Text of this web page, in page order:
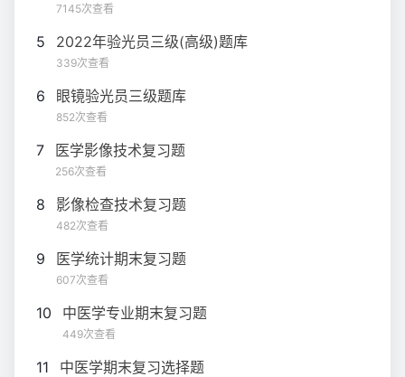
7145次查看
5 2022年验光员三级(高级)题库
339次查看
6 眼镜验光员三级题库
852次查看
7 医学影像技术复习题
256次查看
8 影像检查技术复习题
482次查看
9 医学统计期末复习题
607次查看
10 中医学专业期末复习题
449次查看
11 中医学期末复习选择题